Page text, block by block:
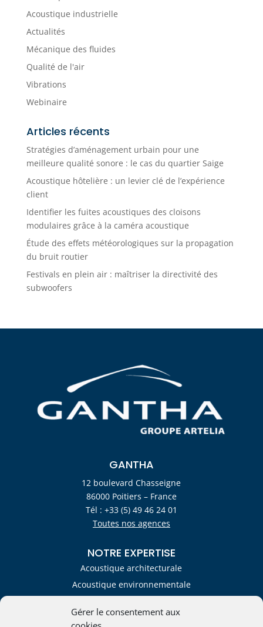
Gérer le consentement aux
Acoustique industrielle
Actualités
Mécanique des fluides
Qualité de l'air
Vibrations
Webinaire
Articles récents
Stratégies d’aménagement urbain pour une
meilleure qualité sonore : le cas du quartier Saige
Acoustique hôtelière : un levier clé de l’expérience
client
Identifier les fuites acoustiques des cloisons
modulaires grâce à la caméra acoustique
Étude des effets météorologiques sur la propagation
du bruit routier
Festivals en plein air : maîtriser la directivité des
subwoofers
GANTHA
12 boulevard Chasseigne
86000 Poitiers – France
Tél : +33 (5) 49 46 24 01
Toutes nos agences
NOTRE EXPERTISE
Acoustique architecturale
Acoustique environnementale
Mécanique des fluides